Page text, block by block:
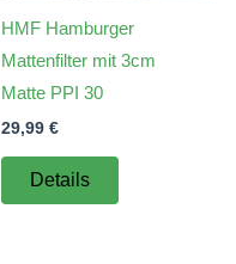
HMF Hamburger
Mattenfilter mit 3cm
Matte PPI 30
29,99 €
Details